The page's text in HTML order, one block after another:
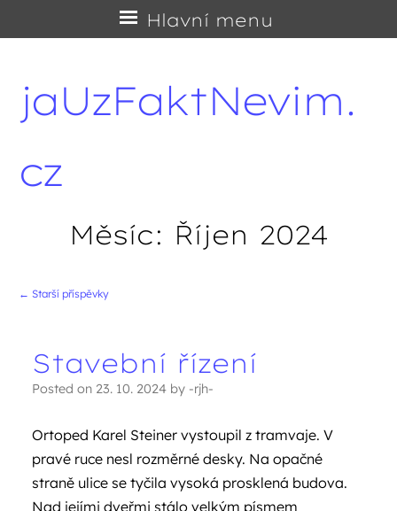
jaUzFaktNevim.
cz
Hlavní menu
na
Měsíc: Říjen 2024
← Starší příspěvky
Stavební řízení
Posted on 23. 10. 2024 by -rjh-
Ortoped Karel Steiner vystoupil z tramvaje. V
pravé ruce nesl rozměrné desky. Na opačné
straně ulice se tyčila vysoká prosklená budova.
Nad jejími dveřmi stálo velkým písmem